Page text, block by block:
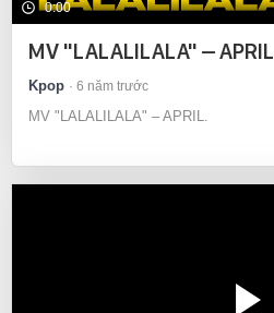
0:00
MV "LALALILALA" – APRIL
Kpop 6 năm trước
MV "LALALILALA" – APRIL.